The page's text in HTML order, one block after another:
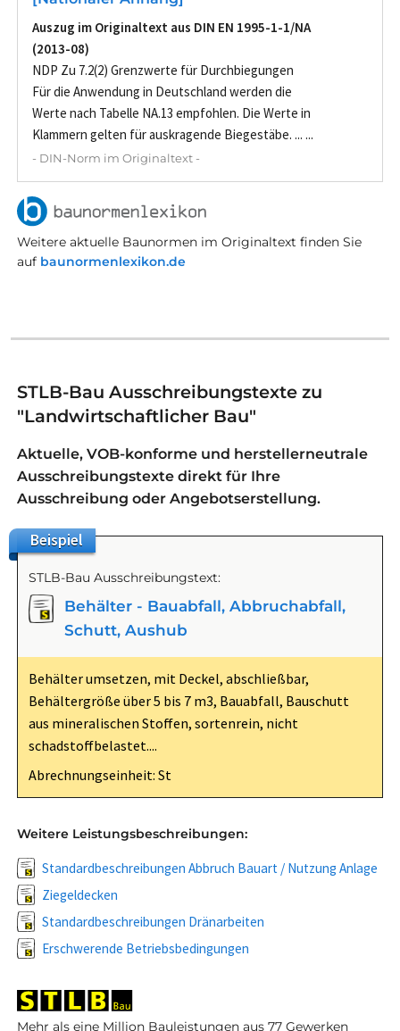
Auszug im Originaltext aus DIN EN 1995-1-1/NA
(2013-08)
NDP Zu 7.2(2) Grenzwerte für Durchbiegungen
Für die Anwendung in Deutschland werden die
Werte nach Tabelle NA.13 empfohlen. Die Werte in
Klammern gelten für auskragende Biegestäbe. ... ...
- DIN-Norm im Originaltext -
Weitere aktuelle Baunormen im Originaltext finden Sie
auf baunormenlexikon.de
STLB-Bau Ausschreibungstexte zu
"Landwirtschaftlicher Bau"
Aktuelle, VOB-konforme und herstellerneutrale
Ausschreibungstexte direkt für Ihre
Ausschreibung oder Angebotserstellung.
Beispiel
STLB-Bau Ausschreibungstext:
Behälter - Bauabfall, Abbruchabfall,
Schutt, Aushub
Behälter umsetzen, mit Deckel, abschließbar,
Behältergröße über 5 bis 7 m3, Bauabfall, Bauschutt
aus mineralischen Stoffen, sortenrein, nicht
schadstoffbelastet....
Abrechnungseinheit: St
Weitere Leistungsbeschreibungen:
Standardbeschreibungen Abbruch Bauart / Nutzung Anlage
Ziegeldecken
Standardbeschreibungen Dränarbeiten
Erschwerende Betriebsbedingungen
Mehr als eine Million Bauleistungen aus 77 Gewerken